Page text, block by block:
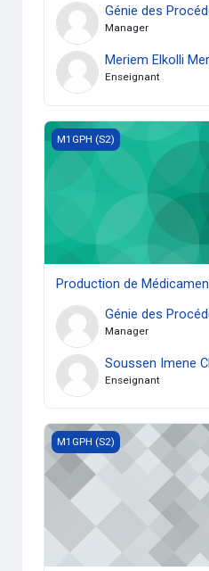
Génie des
Manager
Meriem Elkolli
Enseignant
Production de
M1GPH (S2)
Production de
Génie des
Manager
Soussen Imene
Enseignant
Opérations Unitaires 2
M1GPH (S2)